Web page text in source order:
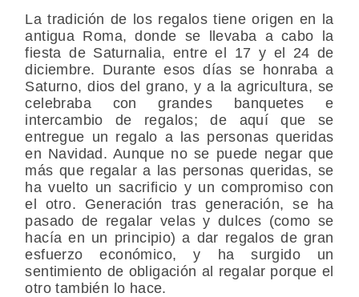
La tradición de los regalos tiene origen en la
antigua Roma, donde se llevaba a cabo la
fiesta de Saturnalia, entre el 17 y el 24 de
diciembre. Durante esos días se honraba a
Saturno, dios del grano, y a la agricultura, se
celebraba con grandes banquetes e
intercambio de regalos; de aquí que se
entregue un regalo a las personas queridas
en Navidad. Aunque no se puede negar que
más que regalar a las personas queridas, se
ha vuelto un sacrificio y un compromiso con
el otro. Generación tras generación, se ha
pasado de regalar velas y dulces (como se
hacía en un principio) a dar regalos de gran
esfuerzo económico, y ha surgido un
sentimiento de obligación al regalar porque el
otro también lo hace.